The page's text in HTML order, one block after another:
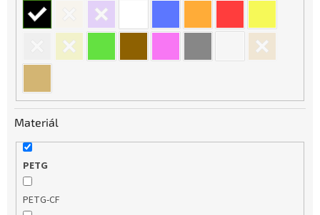
Materiál
PETG
PETG-CF